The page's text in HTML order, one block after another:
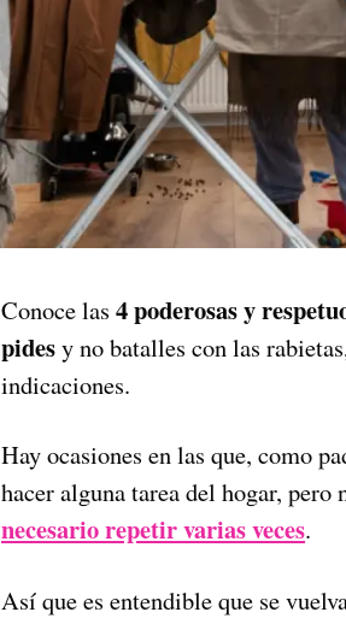
Conoce las 4 poderosas y
pidesy no batalles con las
indicaciones.
Hay ocasiones en las que, como
hacer alguna tarea del hogar, pero
necesario repetir varias veces.
Así que es entendible que se